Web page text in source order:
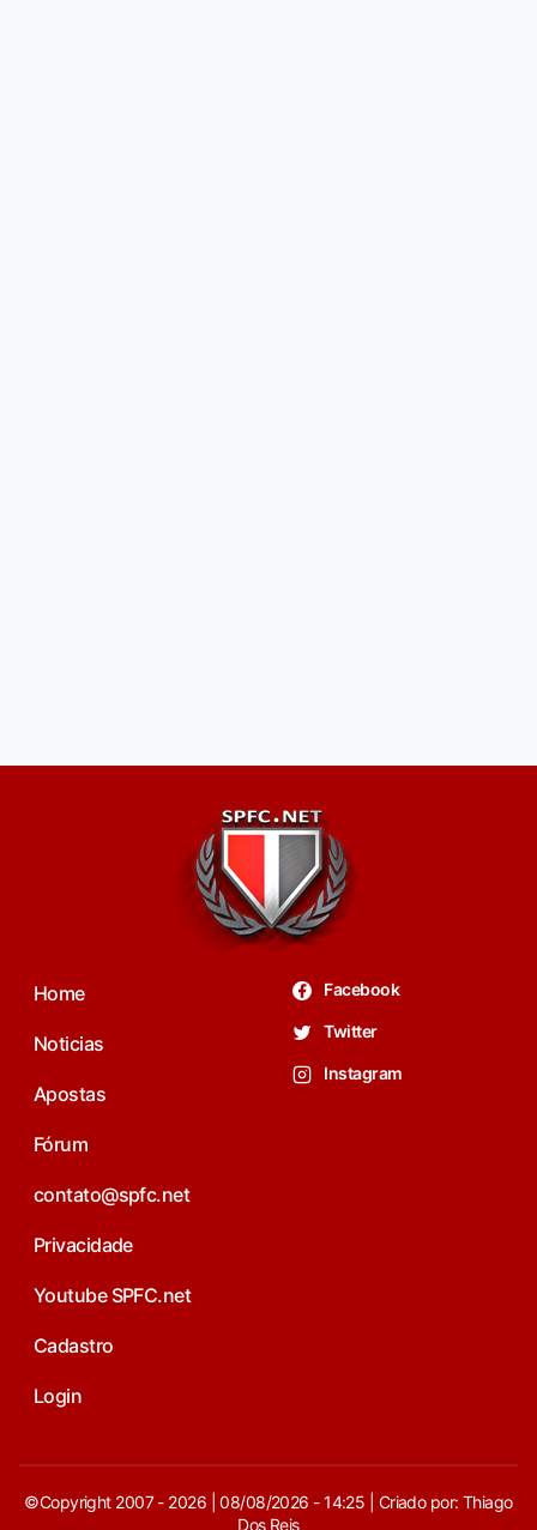
Home
Noticias
Apostas
Fórum
contato@spfc.net
Privacidade
Youtube SPFC.net
Cadastro
Login
Facebook
Twitter
Instagram
©Copyright 2007 - 2026 | 08/08/2026 - 14:25 | Criado por: Thiago
Dos Reis